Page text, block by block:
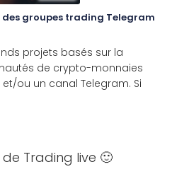
groupes trading Telegram
projets basés sur la
de crypto-monnaies
ou un canal Telegram. Si
Trading live 🙂